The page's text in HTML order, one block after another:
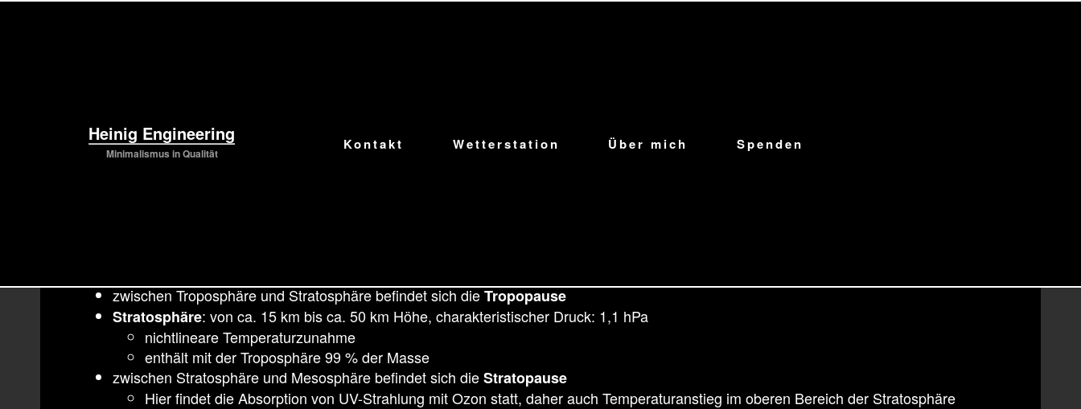
Heinig Engineering
Minimalismus in Qualität
Kontakt Wetterstation Über mich Spenden
Aufbau der Atmosphäre
zwischen Troposphäre und Stratosphäre befindet sich dieTropopause
Stratosphäre: von ca. 15 km bis ca. 50 km Höhe, charakteristischer Druck: 1,1 hPa
nichtlineare Temperaturzunahme
enthält mit der Troposphäre 99 % der Masse
zwischen Stratosphäre und Mesosphäre befindet sich dieStratopause
Hier findet die Absorption von UV-Strahlung mit Ozon statt, daher auch Temperaturanstieg im oberen Bereich der Stratosphäre